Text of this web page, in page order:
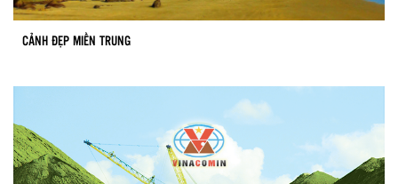
CẢNH ĐẸP MIỀN TRUNG